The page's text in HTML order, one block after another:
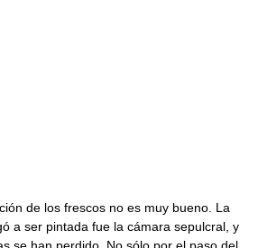
de los frescos no es muy bueno. La
a ser pintada fue la cámara sepulcral, y